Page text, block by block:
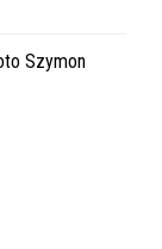
Szymon